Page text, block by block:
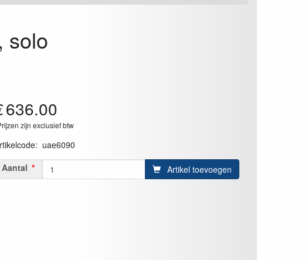
solo
636.00
zijn exclusief btw
: uae6090
Aantal
Artikel toevoegen